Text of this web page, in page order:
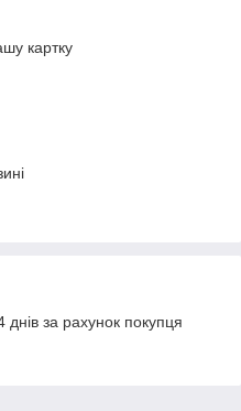
картку
за рахунок покупця